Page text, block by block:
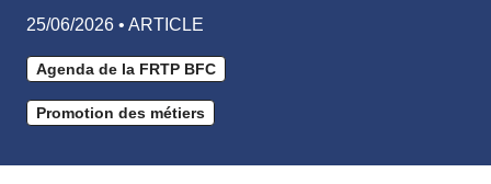
25/06/2026 • ARTICLE
Agenda de la FRTP BFC
Promotion des métiers